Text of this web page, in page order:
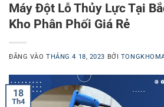
Máy Đột Lỗ Thủy Lực Tại
Kho Phân Phối Giá Rẻ
ĐĂNG VÀOTHÁNG 4 18, 2023 BỞI
18
Th4